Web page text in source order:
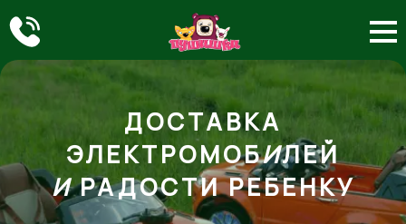
ДОСТАВКА
ЭЛЕКТРОМОБИЛЕЙ
ИРАДОСТИ РЕБЕНКУ